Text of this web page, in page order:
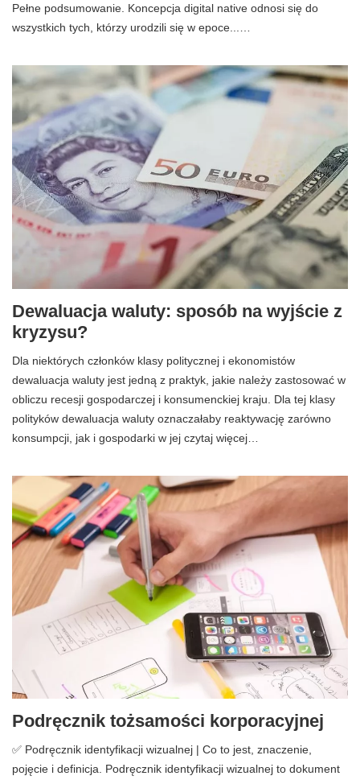
Pełne podsumowanie. Koncepcja digital native odnosi się do
wszystkich tych, którzy urodzili się w epoce...…
Dewaluacja waluty: sposób na wyjście z
kryzysu?
Dla niektórych członków klasy politycznej i ekonomistów
dewaluacja waluty jest jedną z praktyk, jakie należy zastosować w
obliczu recesji gospodarczej i konsumenckiej kraju. Dla tej klasy
polityków dewaluacja waluty oznaczałaby reaktywację zarówno
konsumpcji, jak i gospodarki w jej czytaj więcej…
Podręcznik tożsamości korporacyjnej
✅ Podręcznik identyfikacji wizualnej | Co to jest, znaczenie,
pojęcie i definicja. Podręcznik identyfikacji wizualnej to dokument